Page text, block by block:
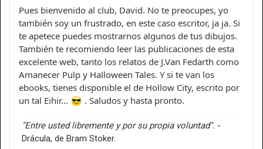
Pues bienvenido al club, David. No te preocupes, yo
también soy un frustrado, en este caso escritor, ja ja. Si
te apetece puedes mostrarnos algunos de tus dibujos.
También te recomiendo leer las publicaciones de esta
excelente web, tanto los relatos de J.Van Fedarth como
Amanecer Pulp y Halloween Tales. Y si te van los
ebooks, tienes disponible el de Hollow City, escrito por
un tal Eihir...
. Saludos y hasta pronto.
"Entre usted libremente y por su propia voluntad". -
Drácula, de Bram Stoker.